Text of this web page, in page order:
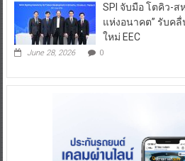
ใหม่ EEC
June 28, 2026